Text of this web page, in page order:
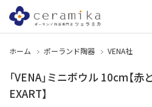
ホーム ポーランド陶器 VENA社
「VENA」ミニボウル 10cm【
EXART】